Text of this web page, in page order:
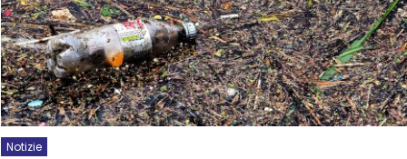
Notizie